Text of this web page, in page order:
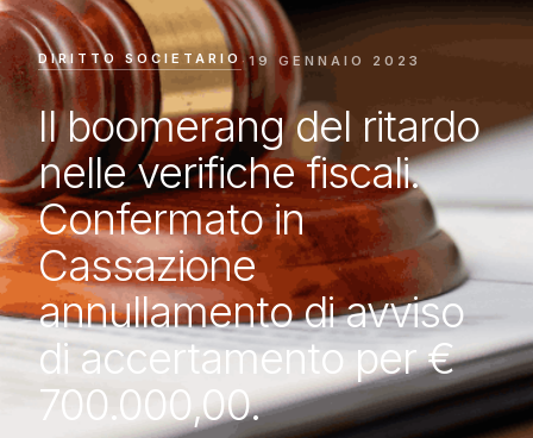
DIRITTO SOCIETARIO ·19 GENNAIO 2023
Il boomerang del ritardo
nelle verifiche fiscali.
Confermato in
Cassazione
annullamento di avviso
di accertamento per €
700.000,00.